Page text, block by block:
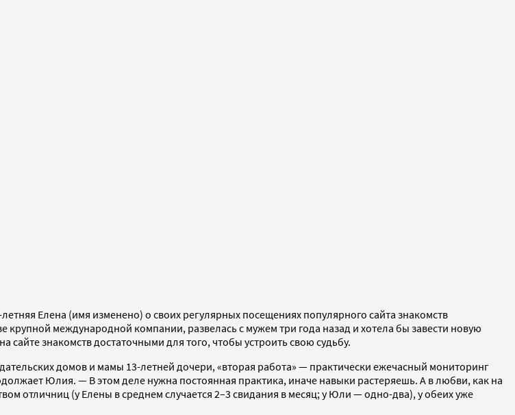
Елена (имя изменено) о своих регулярных посещениях популярного сайта знакомств
международной компании, развелась с мужем три года назад и хотела бы завести новую
знакомств достаточными для того, чтобы устроить свою судьбу.
домов и мамы 13-летней дочери, «вторая работа» — практически ежечасный мониторинг
Юлия. — В этом деле нужна постоянная практика, иначе навыки растеряешь. А в любви, как на
отличниц (у Елены в среднем случается 2–3 свидания в месяц; у Юли — одно-два), у обеих уже